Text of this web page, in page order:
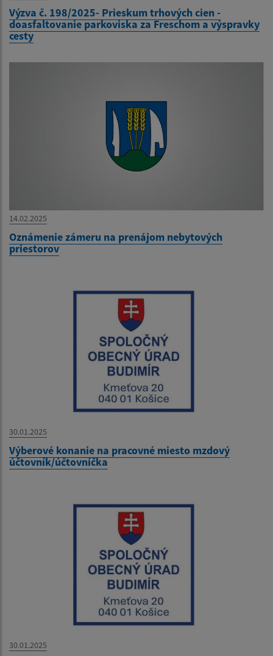
Výzva č. 198/2025- Prieskum trhových cien -
doasfaltovanie parkoviska za Freschom a výspravky
cesty
14.02.2025
Oznámenie zámeru na prenájom nebytových
priestorov
30.01.2025
Výberové konanie na pracovné miesto mzdový
účtovník/účtovníčka
30.01.2025